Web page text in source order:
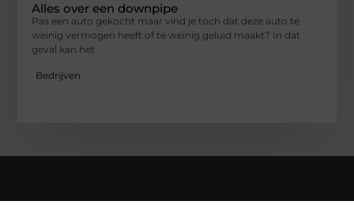
Alles over een downpipe
Pas een auto gekocht maar vind je toch dat deze auto te
weinig vermogen heeft of te weinig geluid maakt? In dat
geval kan het
Bedrijven